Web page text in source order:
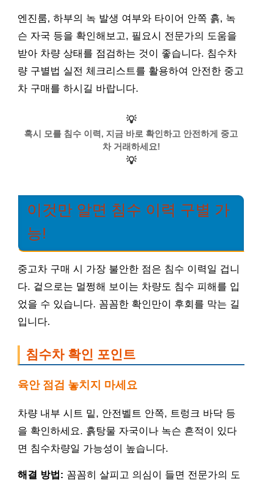
엔진룸, 하부의 녹 발생 여부와 타이어 안쪽 흙, 녹
슨 자국 등을 확인해보고, 필요시 전문가의 도움을
받아 차량 상태를 점검하는 것이 좋습니다. 침수차
량 구별법 실전 체크리스트를 활용하여 안전한 중고
차 구매를 하시길 바랍니다.
💡
혹시 모를 침수 이력, 지금 바로 확인하고 안전하게 중고
차 거래하세요!
💡
이것만 알면 침수 이력 구별 가
능!
중고차 구매 시 가장 불안한 점은 침수 이력일 겁니
다. 겉으로는 멀쩡해 보이는 차량도 침수 피해를 입
었을 수 있습니다. 꼼꼼한 확인만이 후회를 막는 길
입니다.
침수차 확인 포인트
육안 점검 놓치지 마세요
차량 내부 시트 밑, 안전벨트 안쪽, 트렁크 바닥 등
을 확인하세요. 흙탕물 자국이나 녹슨 흔적이 있다
면 침수차량일 가능성이 높습니다.
해결 방법: 꼼꼼히 살피고 의심이 들면 전문가의 도